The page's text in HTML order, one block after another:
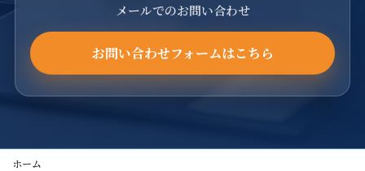
メールでのお問い合わせ
お問い合わせフォームはこちら
ホーム